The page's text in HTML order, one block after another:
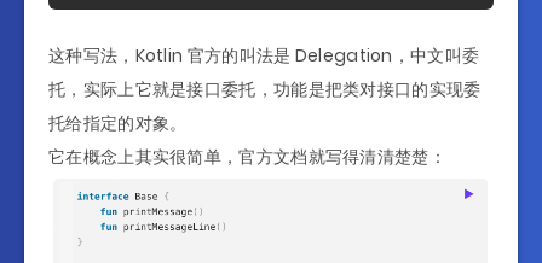
这种写法，Kotlin 官方的叫法是 Delegation，中文叫委
托，实际上它就是接口委托，功能是把类对接口的实现委
托给指定的对象。
它在概念上其实很简单，官方文档就写得清清楚楚：